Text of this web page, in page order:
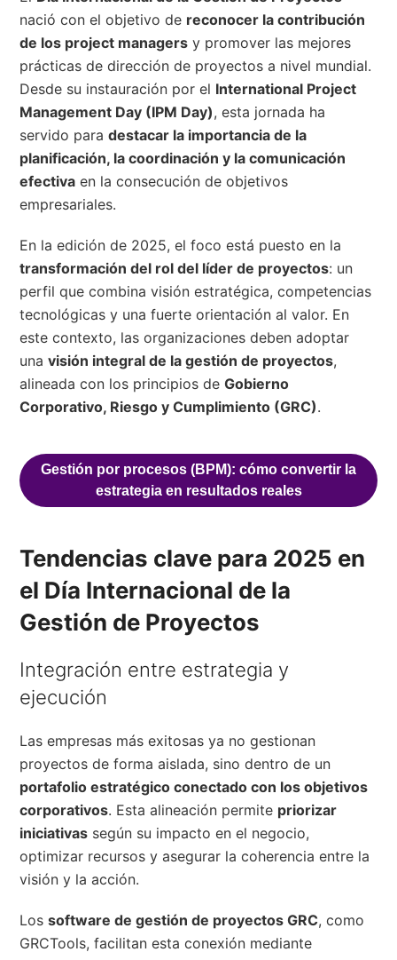
nació con el objetivo de reconocer la contribución
de los project managers y promover las mejores
prácticas de dirección de proyectos a nivel mundial.
Desde su instauración por el International Project
Management Day (IPM Day), esta jornada ha
servido paradestacar la importancia de la
planificación, la coordinación y la comunicación
efectiva en la consecución de objetivos
empresariales.
En la edición de 2025, el foco está puesto en la
transformación del rol del líder de proyectos: un
perfil que combina visión estratégica, competencias
tecnológicas y una fuerte orientación al valor. En
este contexto, las organizaciones deben adoptar
unavisión integral de la gestión de proyectos,
alineada con los principios deGobierno
Corporativo, Riesgo y Cumplimiento (GRC).
Gestión por procesos (BPM): cómo convertir la
estrategia en resultados reales
Tendencias clave para 2025 en
el Día Internacional de la
Gestión de Proyectos
Integración entre estrategia y
ejecución
Las empresas más exitosas ya no gestionan
proyectos de forma aislada, sino dentro de un
portafolio estratégico conectado con los objetivos
corporativos. Esta alineación permite priorizar
iniciativas según su impacto en el negocio,
optimizar recursos y asegurar la coherencia entre la
visión y la acción.
Lossoftware de gestión de proyectos GRC, como
GRCTools, facilitan esta conexión mediante